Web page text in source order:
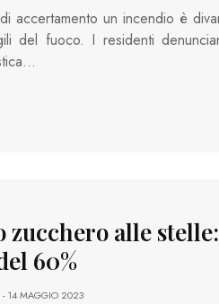
accertamento un incendio è
del fuoco. I residenti
zucchero alle
60%
- 14 MAGGIO 2023